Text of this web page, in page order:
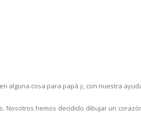
alguna cosa para papá y, con nuestra
Nosotros hemos decidido dibujar un